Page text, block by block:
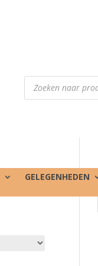
Producten
zoeken
GELEGENHEDEN